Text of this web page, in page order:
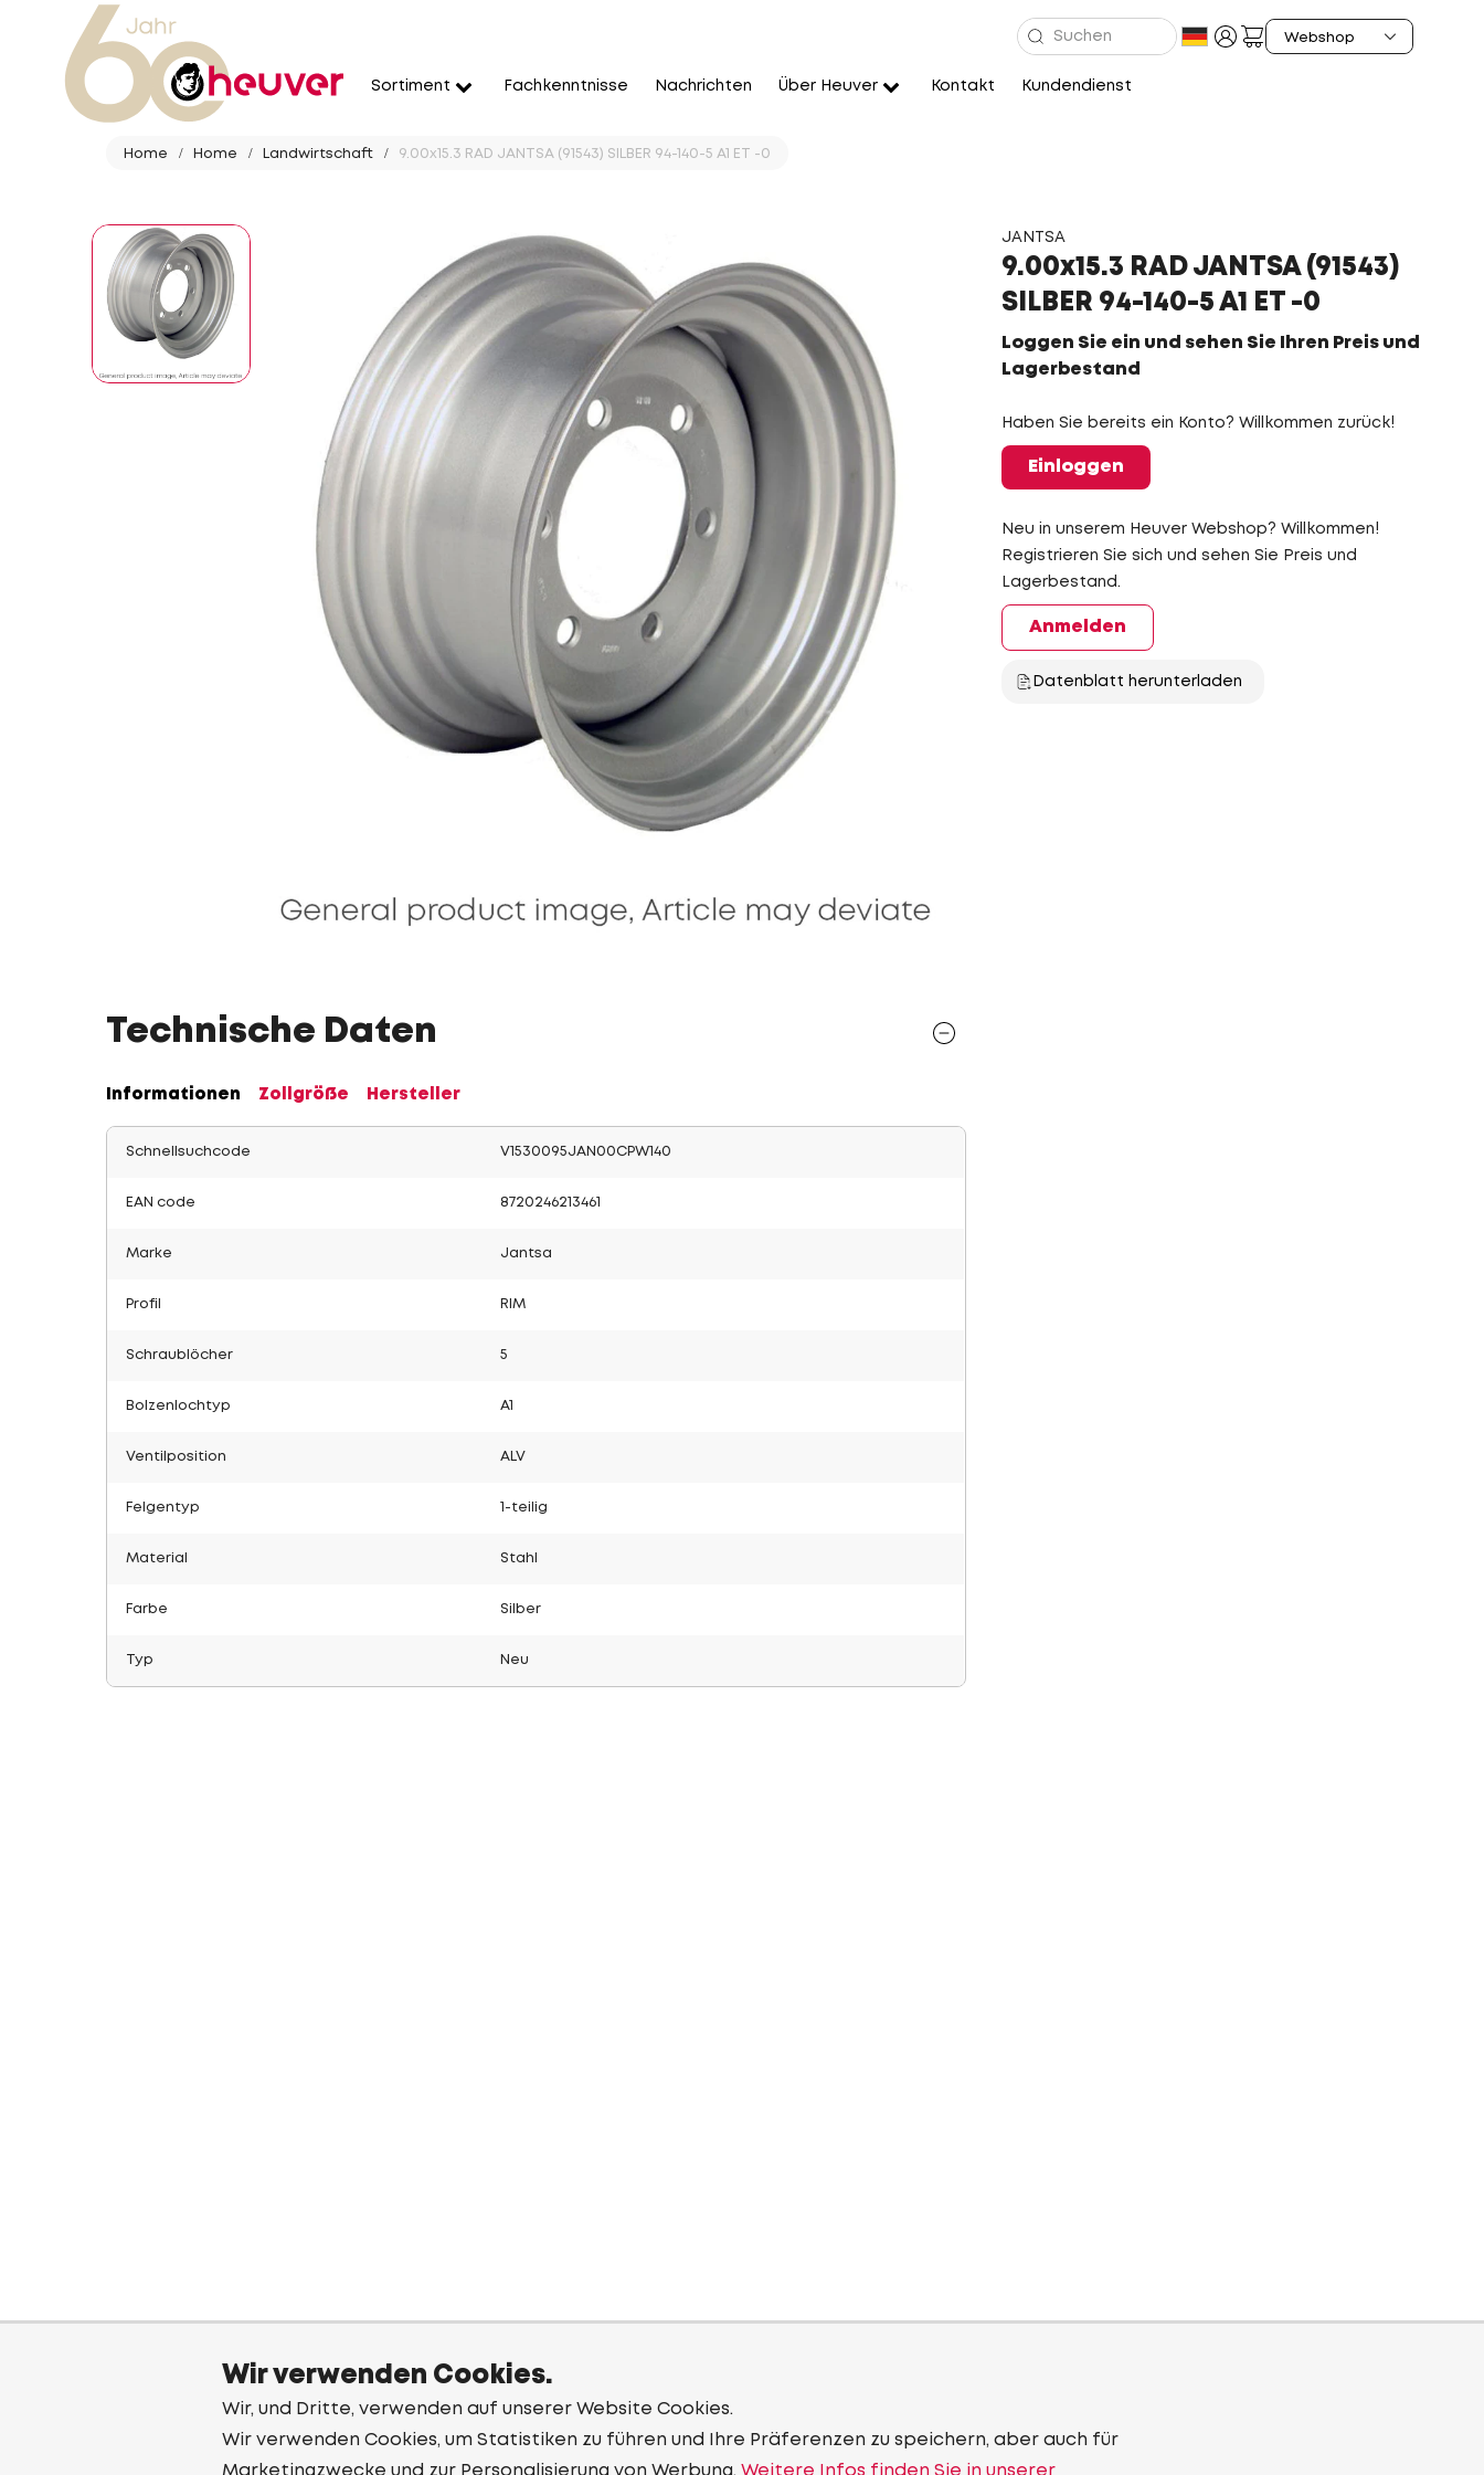
Sortiment Fachkenntnisse Nachrichten Über Heuver Kontakt Kundendienst
Home Home Landwirtschaft 9.00x15.3 RAD JANTSA (91543) SILBER 94-140-5 A1 ET -0
JANTSA
9.00x15.3 RAD JANTSA (91543)
SILBER 94-140-5 A1 ET -0
Loggen Sie ein und sehen Sie Ihren Preis und
Lagerbestand
Haben Sie bereits ein Konto? Willkommen zurück!
Einloggen
Neu in unserem Heuver Webshop? Willkommen!
Registrieren Sie sich und sehen Sie Preis und
Lagerbestand.
Anmelden
Datenblatt herunterladen
Technische Daten
Informationen Zollgröße Hersteller
Schnellsuchcode V1530095JAN00CPW140
EAN code 8720246213461
Marke Jantsa
Profil RIM
Schraublöcher 5
Bolzenlochtyp A1
Ventilposition ALV
Felgentyp 1-teilig
Material Stahl
Farbe Silber
Typ Neu
Wir verwenden Cookies.
Wir, und Dritte, verwenden auf unserer Website Cookies.
Wir verwenden Cookies, um Statistiken zu führen und Ihre Präferenzen zu speichern, aber auch für
Marketingzwecke und zur Personalisierung von Werbung. Weitere Infos finden Sie in unserer